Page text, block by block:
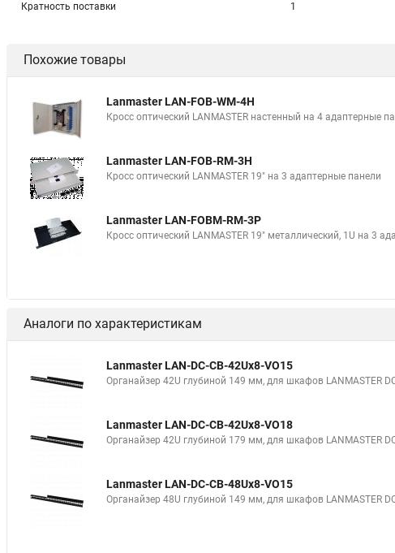
Кратность поставки 1
Похожие товары
Lanmaster LAN-FOB-WM-4H
Кросс оптический LANMASTER настенный на 4 адаптерные
Lanmaster LAN-FOB-RM-3H
Кросс оптический LANMASTER 19" на 3 адаптерные панели
Lanmaster LAN-FOBM-RM-3P
Кросс оптический LANMASTER 19" металлический, 1U на 3
Аналоги по характеристикам
Lanmaster LAN-DC-CB-42Ux8-VO15
Органайзер 42U глубиной 149 мм, для шкафов LANMASTER
Lanmaster LAN-DC-CB-42Ux8-VO18
Органайзер 42U глубиной 179 мм, для шкафов LANMASTER
Lanmaster LAN-DC-CB-48Ux8-VO15
Органайзер 48U глубиной 149 мм, для шкафов LANMASTER